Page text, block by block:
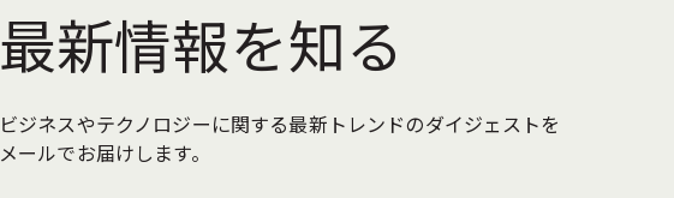
最新情報を知る
ビジネスやテクノロジーに関する最新トレンドのダイジェストを
メールでお届けします。